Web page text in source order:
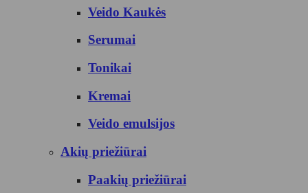
Veido Kaukės
Serumai
Tonikai
Kremai
Veido emulsijos
Akių priežiūrai
Paakių priežiūrai